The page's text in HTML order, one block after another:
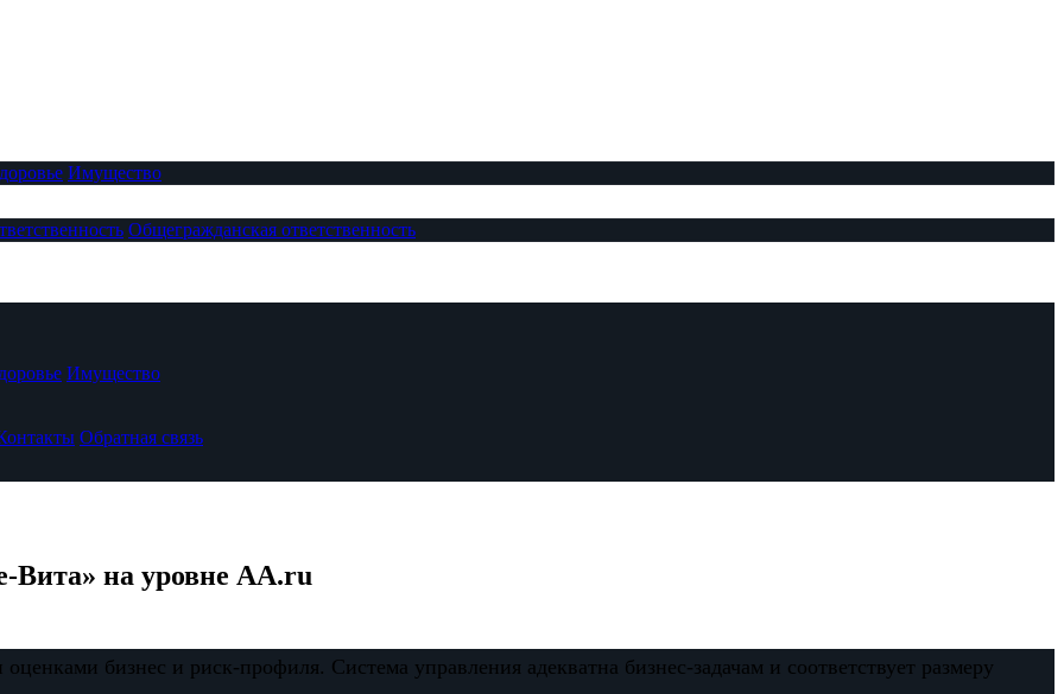
Имущество
Общегражданская ответственность
Имущество
Обратная связь
Вита» на уровне AA.ru
бизнес и риск-профиля. Система управления адекватна бизнес-задачам и соответствует размеру